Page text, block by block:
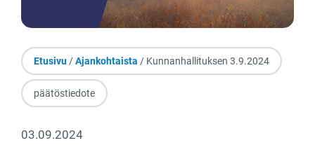
Etusivu/Ajankohtaista / Kunnanhallituksen 3.9.2024
päätöstiedote
03.09.2024